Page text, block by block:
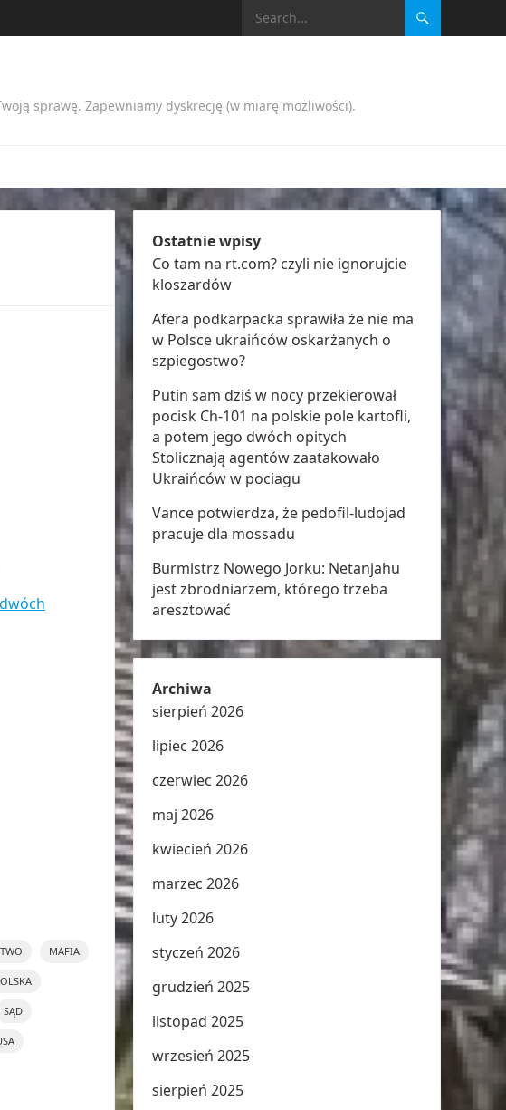
sprawę. Zapewniamy dyskrecję (w miarę możliwości).
MAFIA
SĄD
Ostatnie wpisy
Co tam na rt.com? czyli nie ignorujcie
kloszardów
Afera podkarpacka sprawiła że nie ma
w Polsce ukraińców oskarżanych o
szpiegostwo?
Putin sam dziś w nocy przekierował
pocisk Ch-101 na polskie pole kartofli,
a potem jego dwóch opitych
Stolicznają agentów zaatakowało
Ukraińców w pociagu
Vance potwierdza, że pedofil-ludojad
pracuje dla mossadu
Burmistrz Nowego Jorku: Netanjahu
jest zbrodniarzem, którego trzeba
aresztować
Archiwa
sierpień 2026
lipiec 2026
czerwiec 2026
maj 2026
kwiecień 2026
marzec 2026
luty 2026
styczeń 2026
grudzień 2025
listopad 2025
wrzesień 2025
sierpień 2025